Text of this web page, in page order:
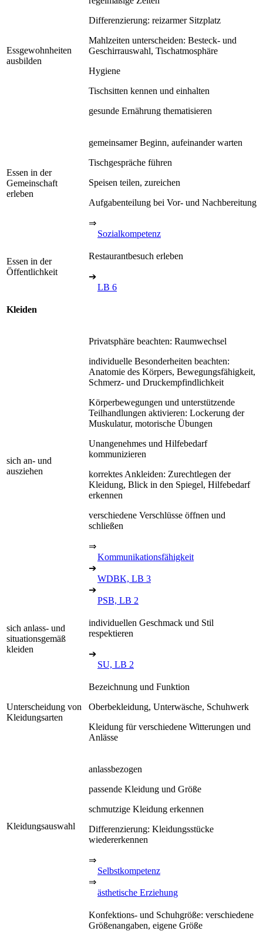
Essgewohnheiten
ausbilden
Differenzierung: reizarmer Sitzplatz
Mahlzeiten unterscheiden: Besteck- und
Geschirrauswahl, Tischatmosphäre
Hygiene
Tischsitten kennen und einhalten
gesunde Ernährung thematisieren
Essen in der
Gemeinschaft
erleben
gemeinsamer Beginn, aufeinander warten
Tischgespräche führen
Speisen teilen, zureichen
Aufgabenteilung bei Vor- und Nachbereitung
⇒
Sozialkompetenz
Essen in der
Öffentlichkeit
Restaurantbesuch erleben
➔
LB 6
Kleiden
sich an- und
ausziehen
Privatsphäre beachten: Raumwechsel
individuelle Besonderheiten beachten:
Anatomie des Körpers, Bewegungsfähigkeit,
Schmerz- und Druckempfindlichkeit
Körperbewegungen und unterstützende
Teilhandlungen aktivieren: Lockerung der
Muskulatur, motorische Übungen
Unangenehmes und Hilfebedarf
kommunizieren
korrektes Ankleiden: Zurechtlegen der
Kleidung, Blick in den Spiegel, Hilfebedarf
erkennen
verschiedene Verschlüsse öffnen und
schließen
⇒
Kommunikationsfähigkeit
➔
WDBK, LB 3
➔
PSB, LB 2
sich anlass- und
situationsgemäß
kleiden
individuellen Geschmack und Stil
respektieren
➔
SU, LB 2
Unterscheidung von
Kleidungsarten
Bezeichnung und Funktion
Oberbekleidung, Unterwäsche, Schuhwerk
Kleidung für verschiedene Witterungen und
Anlässe
Kleidungsauswahl
anlassbezogen
passende Kleidung und Größe
schmutzige Kleidung erkennen
Differenzierung: Kleidungsstücke
wiedererkennen
⇒
Selbstkompetenz
⇒
ästhetische Erziehung
Konfektions- und Schuhgröße: verschiedene
Größenangaben, eigene Größe